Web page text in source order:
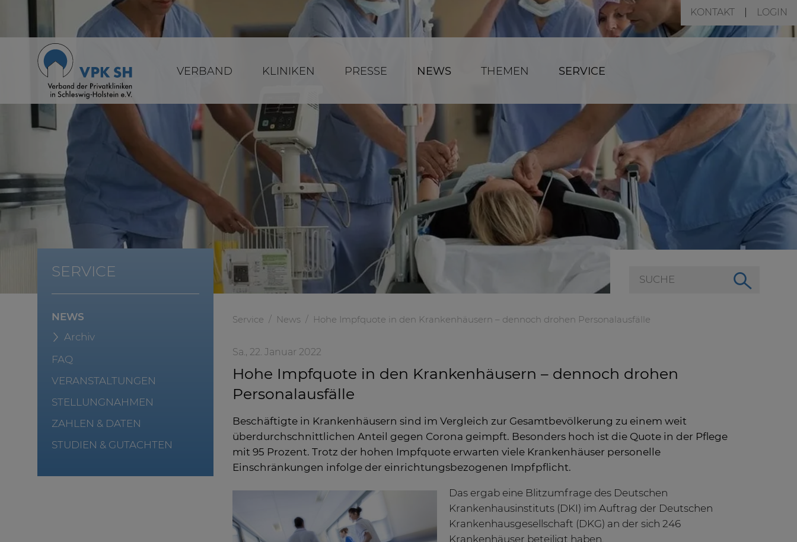
KONTAKT LOGIN
VERBAND KLINIKEN PRESSE NEWS THEMEN SERVICE
SERVICE
NEWS
Archiv
FAQ
VERANSTALTUNGEN
STELLUNGNAHMEN
ZAHLEN & DATEN
STUDIEN & GUTACHTEN
Service News Hohe Impfquote in den Krankenhäusern – dennoch drohen Personalausfälle
Sa., 22. Januar 2022
Hohe Impfquote in den Krankenhäusern – dennoch drohen
Personalausfälle
Beschäftigte in Krankenhäusern sind im Vergleich zur Gesamtbevölkerung zu einem weit
überdurchschnittlichen Anteil gegen Corona geimpft. Besonders hoch ist die Quote in der Pflege
mit 95 Prozent. Trotz der hohen Impfquote erwarten viele Krankenhäuser personelle
Einschränkungen infolge der einrichtungsbezogenen Impfpflicht.
Das ergab eine Blitzumfrage des Deutschen
Krankenhausinstituts (DKI) im Auftrag der Deutschen
Krankenhausgesellschaft (DKG) an der sich 246
Krankenhäuser beteiligt haben.